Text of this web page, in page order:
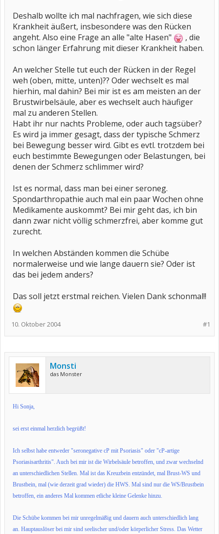
Deshalb wollte ich mal nachfragen, wie sich diese
Krankheit äußert, insbesondere was den Rücken
angeht. Also eine Frage an alle "alte Hasen"
, die
schon länger Erfahrung mit dieser Krankheit haben.
An welcher Stelle tut euch der Rücken in der Regel
weh (oben, mitte, unten)?? Oder wechselt es mal
hierhin, mal dahin? Bei mir ist es am meisten an der
Brustwirbelsäule, aber es wechselt auch häufiger
mal zu anderen Stellen.
Habt ihr nur nachts Probleme, oder auch tagsüber?
Es wird ja immer gesagt, dass der typische Schmerz
bei Bewegung besser wird. Gibt es evtl. trotzdem bei
euch bestimmte Bewegungen oder Belastungen, bei
denen der Schmerz schlimmer wird?
Ist es normal, dass man bei einer seroneg.
Spondarthropathie auch mal ein paar Wochen ohne
Medikamente auskommt? Bei mir geht das, ich bin
dann zwar nicht völlig schmerzfrei, aber komme gut
zurecht.
In welchen Abständen kommen die Schübe
normalerweise und wie lange dauern sie? Oder ist
das bei jedem anders?
Das soll jetzt erstmal reichen. Vielen Dank schonmal!!
#1
10. Oktober 2004
Monsti
das Monster
Hi Sonja,
sei erst einmal herzlich begrüßt!
Ich selbst habe entweder "seronegative cP mit Psoriasis" oder "cP-artige
Psoriasisarthritis". Auch bei mir ist die Wirbelsäule betroffen, und zwar wechselnd
an unterschiedlichen Stellen. Mal ist das Kreuzbein entzündet, mal Brust-WS und
Brustbein, mal (wie derzeit grad wieder) die HWS. Mal sind nur die WS/Brustbein
betroffen, ein anderes Mal kommen etliche kleine Gelenke hinzu.
Die Schübe kommen bei mir unregelmäßig und dauern auch unterschiedlich lang
an. Hauptauslöser bei mir sind seelischer und/oder körperlicher Stress. Das Wetter